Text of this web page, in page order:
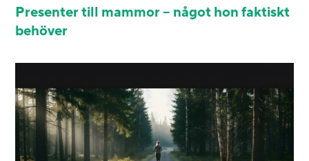
Presenter till mammor – något hon faktiskt
behöver